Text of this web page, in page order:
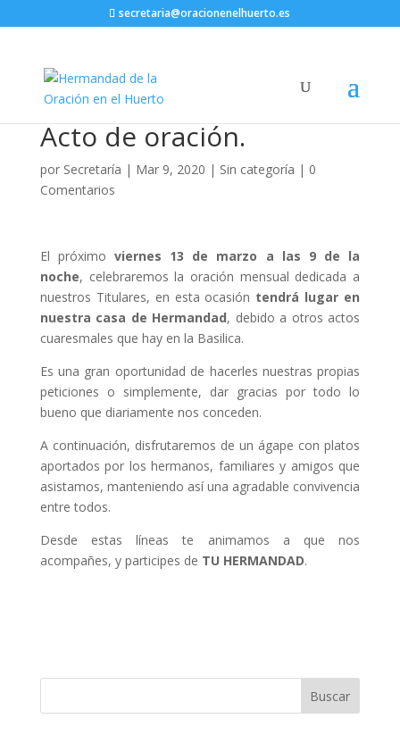
secretaria@oracionenelhuerto.es
Acto de oración.
por Secretaría | Mar 9, 2020 | Sin categoría | 0
Comentarios
El próximoviernes 13 de marzo a las 9 de la
noche, celebraremos la oración mensual dedicada a
nuestros Titulares, en esta ocasión tendrá lugar en
nuestra casa de Hermandad, debido a otros actos
cuaresmales que hay en la Basilica.
Es una gran oportunidad de hacerles nuestras propias
peticiones o simplemente, dar gracias por todo lo
bueno que diariamente nos conceden.
A continuación, disfrutaremos de un ágape con platos
aportados por los hermanos, familiares y amigos que
asistamos, manteniendo así una agradable convivencia
entre todos.
Desde estas líneas te animamos a que nos
acompañes, y participes de TU HERMANDAD.